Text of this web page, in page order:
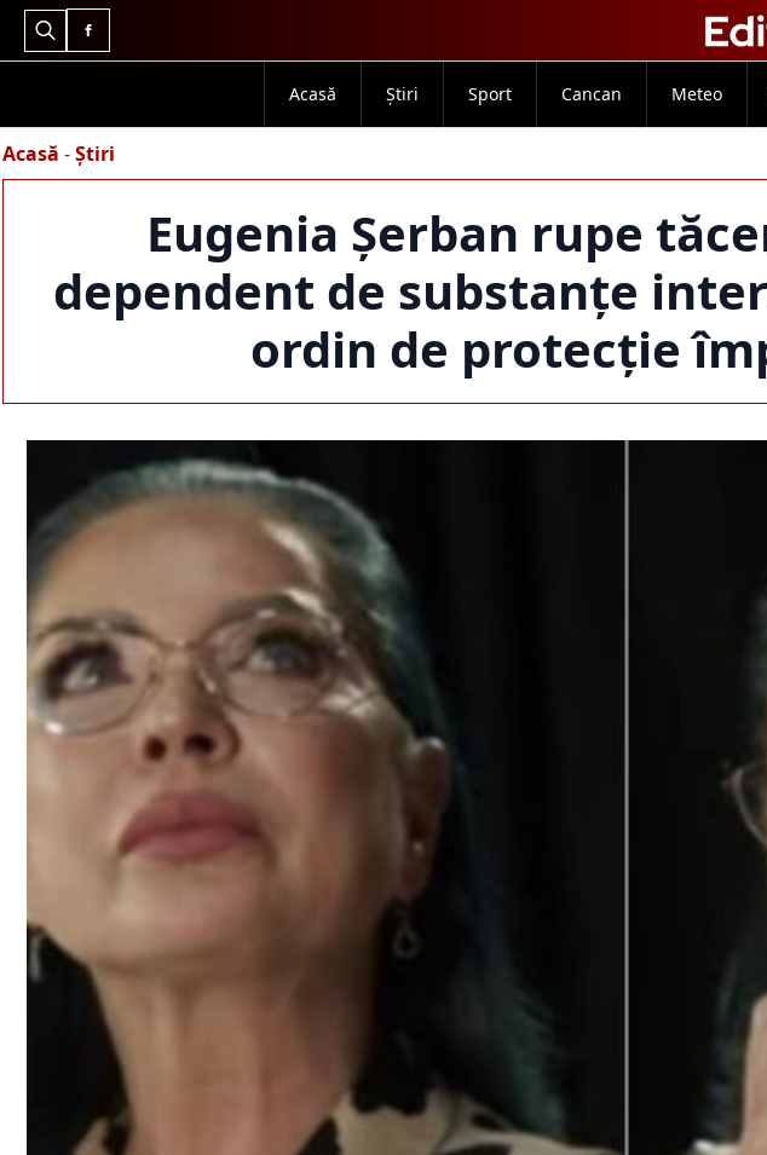
Search
Acasă Știri Sport Cancan Meteo
Acasă -Știri
Eugenia Șerban rupe
dependent de substanțe
ordin de protecție